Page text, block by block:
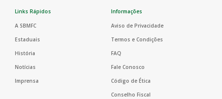
Links Rápidos
A SBMFC
Estaduais
História
Notícias
Imprensa
Informações
Aviso de Privacidade
Termos e Condições
FAQ
Fale Conosco
Código de Ética
Conselho Fiscal